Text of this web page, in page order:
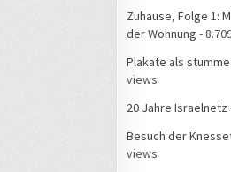
Zuhause, Folge 1:
der Wohnung -
Plakate als
views
20 Jahre Israelnetz
Besuch der
views